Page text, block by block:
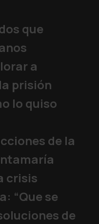
que
a
prisión
lo quiso
de la
crisis
“Que se
de